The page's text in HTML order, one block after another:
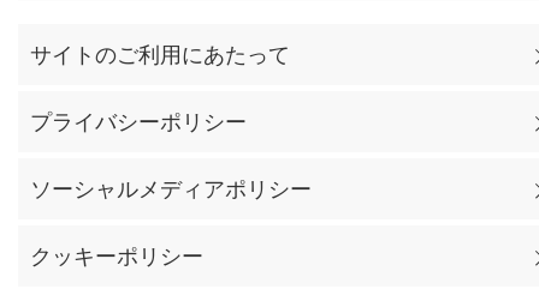
サイトのご利用にあたって
プライバシーポリシー
ソーシャルメディアポリシー
クッキーポリシー